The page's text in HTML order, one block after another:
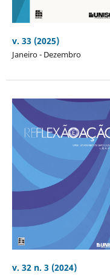
v. 33 (2025)
Janeiro - Dezembro
v. 32 n. 3 (2024)